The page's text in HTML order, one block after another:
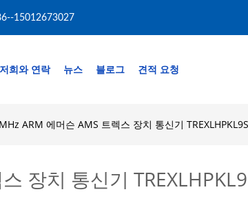
15012673027
저희와 연락 뉴스 블로그 견적 요청
ARM 에머슨 AMS 트렉스 장치 통신기
장치 통신기